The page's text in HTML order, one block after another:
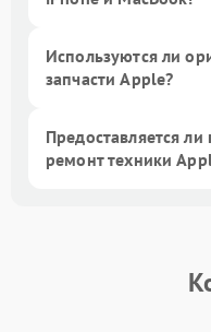
Используются ли
запчасти Apple?
Предоставляется ли
ремонт техники